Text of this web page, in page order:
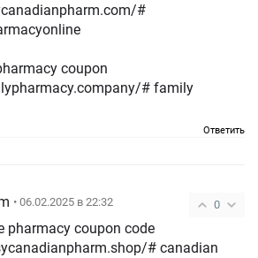
#
coupon
# family
Ответить
0
• 06.02.2025 в 22:32
pharmacy coupon code
# canadian